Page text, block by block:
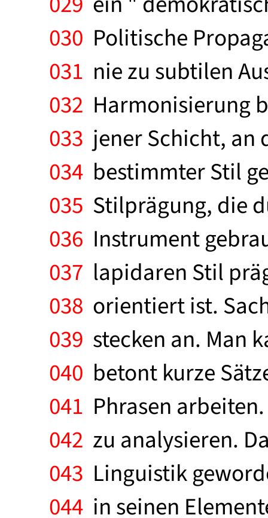
030 Politische
031 nie zu subtilen
032 Harmonisierung
033 jener Schicht, an
034 bestimmter Stil
035 Stilprägung, die
036 Instrument
037 lapidaren Stil
038 orientiert ist.
039 stecken an. Man
040 betont kurze
041 Phrasen
042 zu analysieren.
043 Linguistik
044 in seinen